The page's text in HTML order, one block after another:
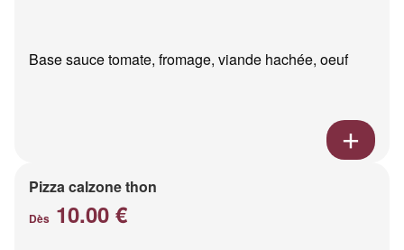
Base sauce tomate, fromage, viande hachée, oeuf
Pizza calzone thon
Dès 10.00 €